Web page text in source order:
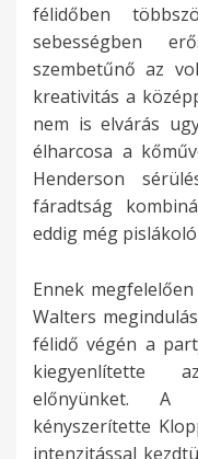
félidőben
sebességben
szembetűnő az
kreativitás a
nem is elvárás
élharcosa a
Henderson
fáradtság
eddig még
Ennek
Walters
félidő végén a
kiegyenlítette
előnyünket. A
kényszerítette
intenzitással